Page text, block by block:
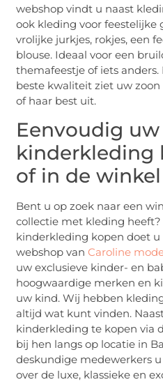
webshop vindt u naast
ook kleding voor feestelijke
vrolijke jurkjes, rokjes, een
blouse. Ideaal voor een
themafeestje of iets
beste kwaliteit ziet uw
of haar best uit.
Eenvoudig uw
kinderkleding
of in de winkel
Bent u op zoek naar een
collectie met kleding
kinderkleding kopen doet
webshop vanCaroline
uw exclusieve kinder- en
hoogwaardige merken en
uw kind. Wij hebben
altijd wat kunt vinden.
kinderkleding te kopen via
bij hen langs op locatie in
deskundige medewerkers
over de luxe, klassieke en